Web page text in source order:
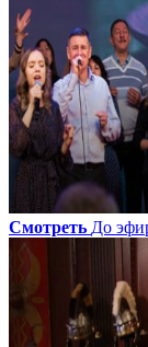
Смотреть До